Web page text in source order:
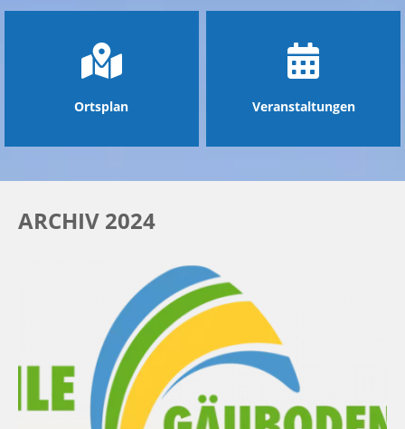
Ortsplan Veranstaltungen
ARCHIV 2024